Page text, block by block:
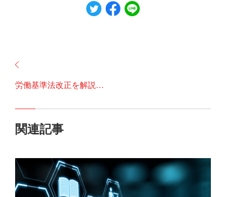
労働基準法改正を解説！2023年振り返りと2024年に予定されている改正とは？
関連記事